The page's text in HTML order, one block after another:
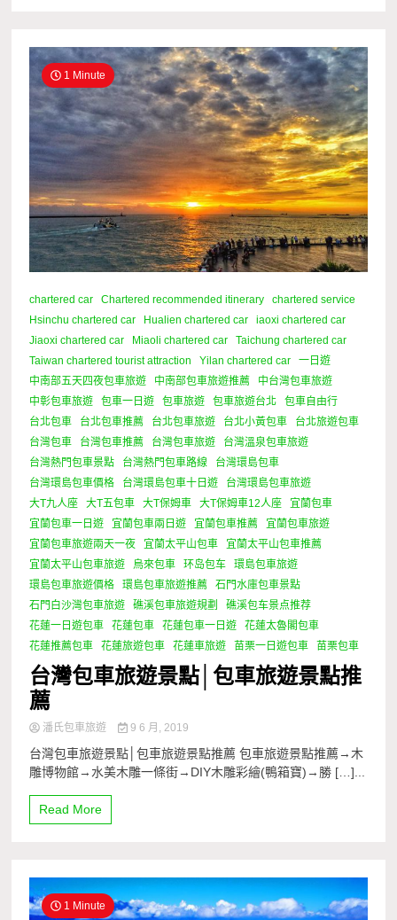
1 Minute
chartered car Chartered recommended itinerary
chartered service
Hsinchu chartered car
Hualien chartered car
iaoxi chartered car
Jiaoxi chartered car
Miaoli chartered car
Taichung chartered car
Taiwan chartered tourist attraction
Yilan chartered car
一日遊
中南部五天四夜包車旅遊
中南部包車旅遊推薦
中台灣包車旅遊
中彰包車旅遊
包車一日遊 包車旅遊 包車旅遊台北
包車自由行
台北包車
台北包車推薦 台北包車旅遊 台北小黃包車
台北旅遊包車
台灣包車
台灣包車推薦 台灣包車旅遊
台灣溫泉包車旅遊
台灣熱門包車景點
台灣熱門包車路線
台灣環島包車
台灣環島包車價格
台灣環島包車十日遊
台灣環島包車旅遊
大T九人座
大T五包車 大T保姆車 大T保姆車12人座
宜蘭包車
宜蘭包車一日遊
宜蘭包車兩日遊 宜蘭包車推薦
宜蘭包車旅遊
宜蘭包車旅遊兩天一夜
宜蘭太平山包車
宜蘭太平山包車推薦
宜蘭太平山包車旅遊
烏來包車 环岛包车
環島包車旅遊
環島包車旅遊價格
環島包車旅遊推薦
石門水庫包車景點
石門白沙灣包車旅遊
礁溪包車旅遊規劃
礁溪包车景点推荐
花蓮一日遊包車
花蓮包車 花蓮包車一日遊
花蓮太魯閣包車
花蓮推薦包車
花蓮旅遊包車 花蓮車旅遊 苗栗一日遊包車 苗栗包車
台灣包車旅遊景點│包車旅遊景點推
薦
潘氏包車旅遊 9 6 月, 2019
台灣包車旅遊景點│包車旅遊景點推薦 包車旅遊景點推薦→木
雕博物館→水美木雕一條街→DIY木雕彩繪(鴨箱寶)→勝 […]...
Read More
1 Minute